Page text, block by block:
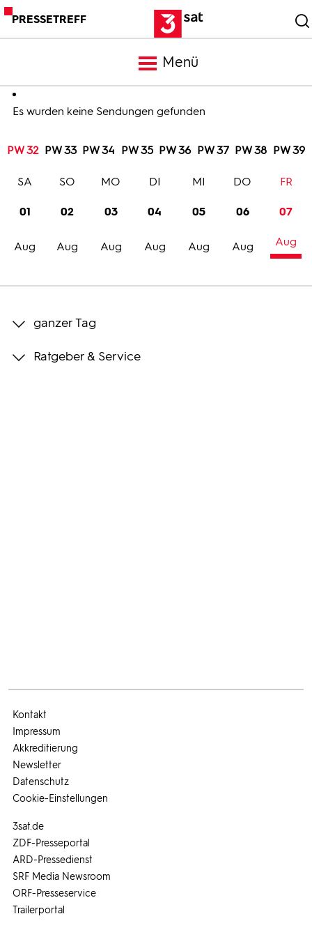
PRESSETREFF
Menü
Meldungen
Programm
Trailer
Bilder
Es wurden keine Sendungen gefunden
PW 32 PW 33 PW 34 PW 35 PW 36 PW 37 PW 38 PW 39
01
Aug
SA
02
Aug
SO
03
Aug
MO
04
Aug
DI
05
Aug
MI
06
Aug
DO
07
Aug
FR
ganzer Tag
Ratgeber & Service
3sat.de
ZDF-Presseportal
ARD-Pressedienst
SRF Media Newsroom
ORF-Presseservice
Trailerportal
Kontakt
Impressum
Akkreditierung
Newsletter
Datenschutz
Cookie-Einstellungen